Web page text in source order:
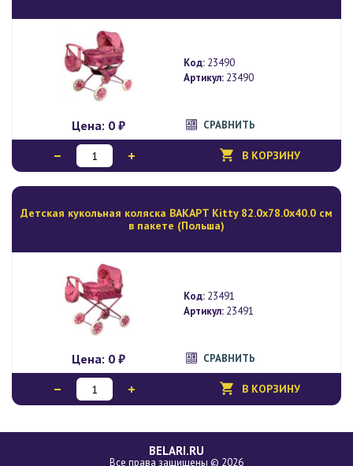
Цена: 0 ₽
Код: 23490
Артикул: 23490
СРАВНИТЬ
В КОРЗИНУ
Детская кукольная коляска BAKAPT Kitty 82.0х78.0х40.0 см
в пакете (Польша)
Цена: 0 ₽
Код: 23491
Артикул: 23491
СРАВНИТЬ
В КОРЗИНУ
BELARI.RU
Все права защищены © 2026